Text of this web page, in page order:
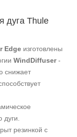
дуга Thule
Edge изготовлены
WindDiffuser-
снижает
дуги.
резинкой с